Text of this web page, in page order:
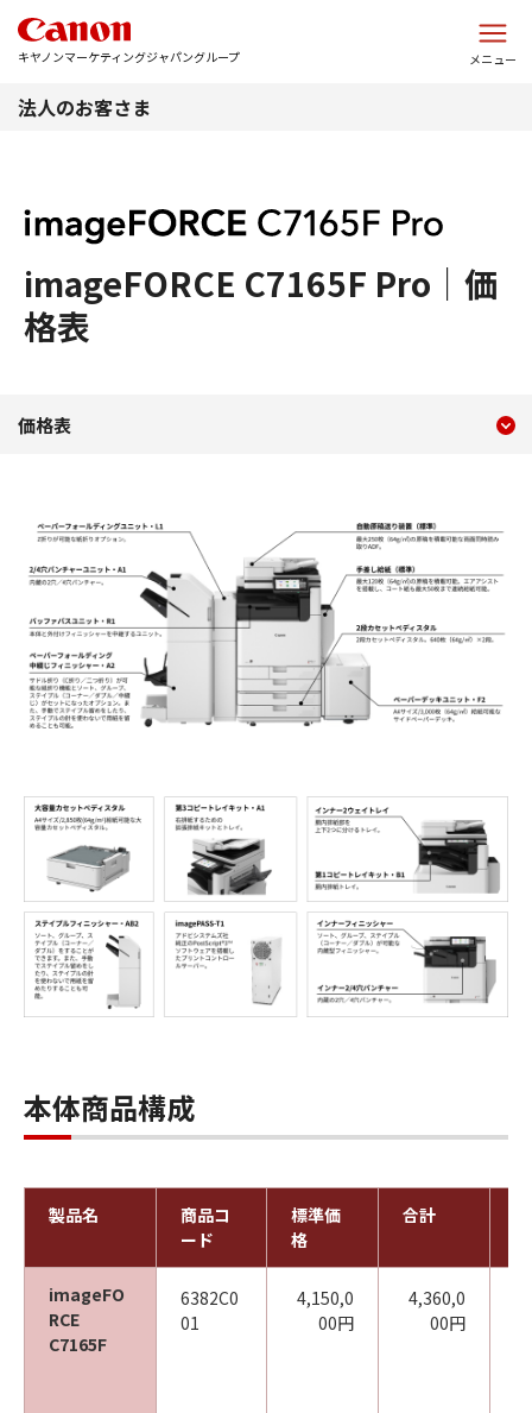
キヤノンマーケティングジャパングループ メニュー
法人のお客さま
imageFORCE C7165F Pro｜価
格表
imageFORCE C7165F
価格表
本体商品構成
製品名
商品コ
ード
標準価
格
合計
imageFO
RCE
C7165F
6382C0
01
4,150,0
00円
4,360,0
00円